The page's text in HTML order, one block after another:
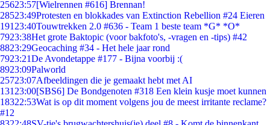
25623:57[Wielrennen #616] Brennan!
28523:49Protesten en blokkades van Extinction Rebellion #24 Eieren
191 23:40Touwtrekken 2.0 #636 - Team 1 beste team *G* *O*
7923:38Het grote Baktopic (voor bakfoto's, -vragen en -tips) #42
8823:29Geocaching #34 - Het hele jaar rond
7923:21De Avondetappe #177 - Bijna voorbij :(
8923:09Palworld
25723:07Afbeeldingen die je gemaakt hebt met AI
131 23:00[SBS6] De Bondgenoten #318 Een klein kusje moet kunnen
18322:53Wat is op dit moment volgens jou de meest irritante reclame?
#12